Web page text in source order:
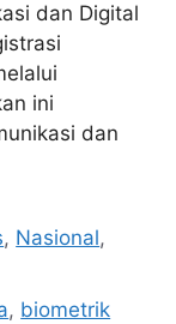
dan Digital
ini
dan
, Nasional,
, biometrik